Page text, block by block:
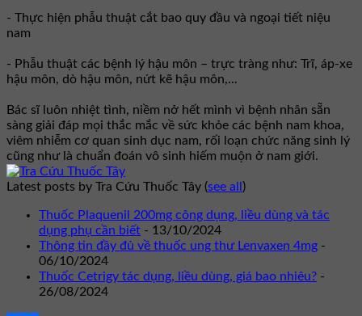
- Thực hiện phẫu thuật cắt bao quy đầu và ngoại tiết niệu
nam
- Phẫu thuật các bệnh lý hậu môn – trực tràng như: Trĩ, áp-xe
hậu môn, dò hậu môn, nứt kẽ hậu môn,...
Bác sĩ luôn nhiệt tình, niềm nở hết mình vì bệnh nhân sẵn
sàng giải đáp mọi thắc mắc về sức khỏe các bệnh nam khoa,
viêm nhiễm cơ quan sinh dục nam, rối loạn chức năng sinh lý
cũng như là chuẩn đoán vô sinh hiếm muộn ở nam giới.
Latest posts by Tra Cứu Thuốc Tây (see all )
Thuốc Plaquenil 200mg công dụng, liều dùng và tác
dụng phụ cần biết - 13/10/2024
Thông tin đầy đủ về thuốc ung thư Lenvaxen 4mg -
06/10/2024
Thuốc Cetrigy tác dụng, liều dùng, giá bao nhiêu? -
26/08/2024